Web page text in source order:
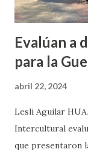
Evalúan a
para la
abril 22, 2024
Lesli Aguilar
Intercultural
que presentaron